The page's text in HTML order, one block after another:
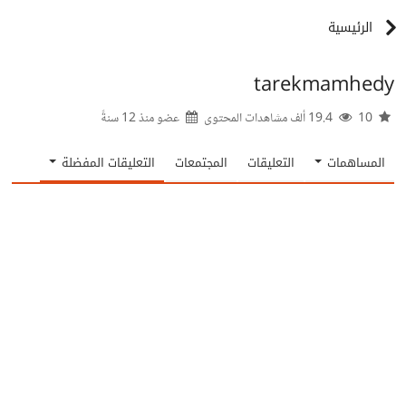
الرئيسية
tarekmamhedy
عضو منذ12 سنةً
المساهمات التعليقات المجتمعات التعليقات المفضلة